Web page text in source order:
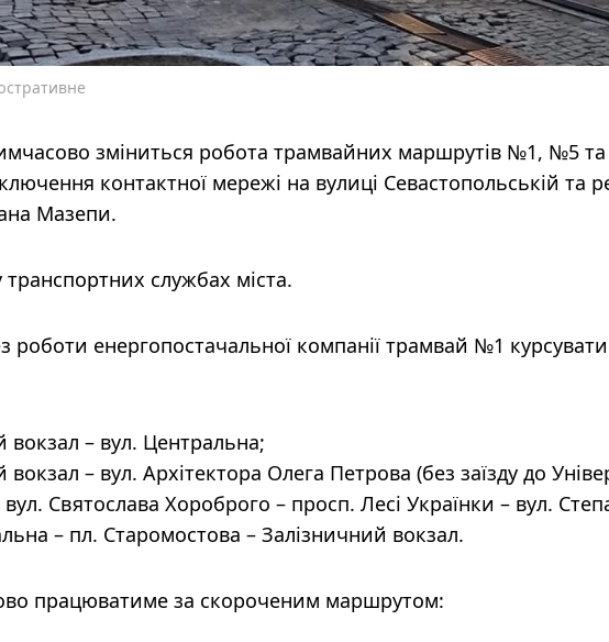
зміниться робота трамвайних маршрутів №1, №5
контактної мережі на вулиці Севастопольській та
Мазепи.
службах міста.
роботи енергопостачальної компанії трамвай №1
– вул. Центральна;
– вул. Архітектора Олега Петрова (без заїзду до
вул. Святослава Хороброго – просп. Лесі Українки – вул.
– пл. Старомостова – Залізничний вокзал.
працюватиме за скороченим маршрутом: